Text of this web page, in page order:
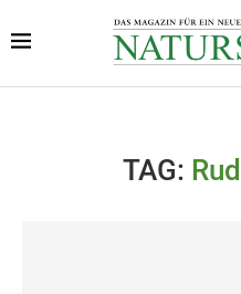
TAG: